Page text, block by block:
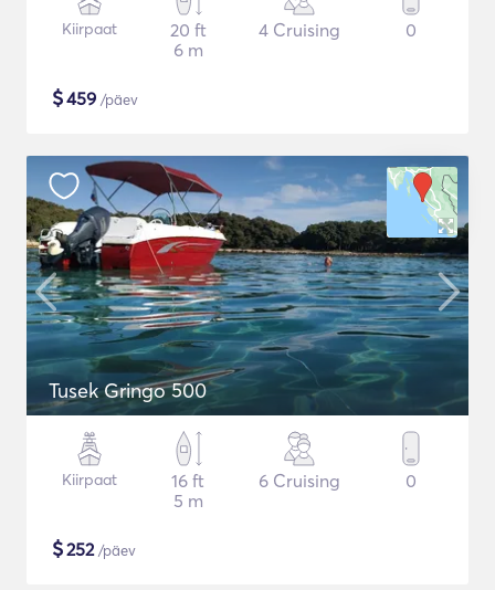
Kiirpaat
20 ft
6 m
4 Cruising 0
$459 /päev
Tusek Gringo 500
Kiirpaat
16 ft
5 m
6 Cruising 0
$252/päev